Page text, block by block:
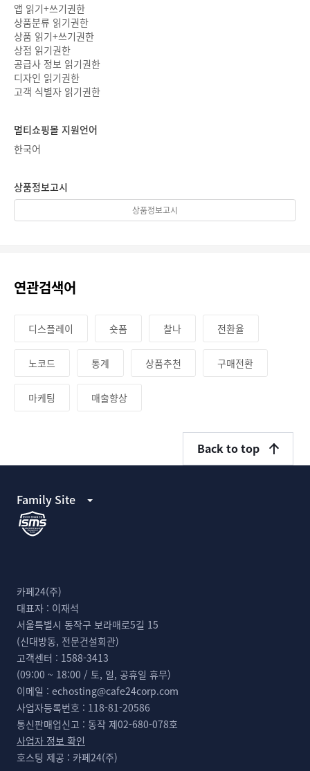
앱 읽기+쓰기권한
상품분류 읽기권한
상품 읽기+쓰기권한
상점 읽기권한
공급사 정보 읽기권한
디자인 읽기권한
고객 식별자 읽기권한
멀티쇼핑몰 지원언어
한국어
상품정보고시
상품정보고시
연관검색어
디스플레이 숏폼 찰나 전환율
노코드 통계 상품추천 구매전환
마케팅 매출향상
Family Site
Back to top
카페24(주)
대표자 : 이재석
서울특별시 동작구 보라매로5길 15
(신대방동, 전문건설회관)
고객센터 : 1588-3413
(09:00 ~ 18:00 / 토, 일, 공휴일 휴무)
이메일 : echosting@cafe24corp.com
사업자등록번호 : 118-81-20586
통신판매업신고 : 동작 제02-680-078호
사업자 정보 확인
호스팅 제공 : 카페24(주)